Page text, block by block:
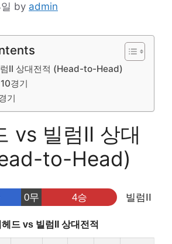
by admin
II 상대전적 (Head-to-Head)
경기
기
vs 빌럼II 상대
to-Head)
0무 4승 빌럼II
헤드 vs 빌럼II 상대전적